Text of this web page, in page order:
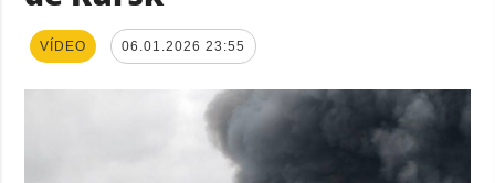
Política
Economía
privacidad y
protección de
datos personales
VÍDEO 06.01.2026 23:55